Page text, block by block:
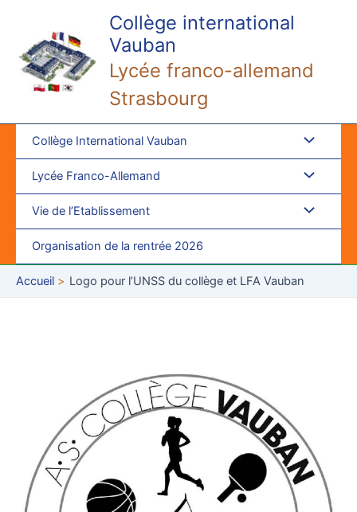
contenu
Collège international
Vauban
Lycée franco-allemand
Strasbourg
Collège International Vauban
Lycée Franco-Allemand
Vie de l’Etablissement
Organisation de la rentrée 2026
Accueil Logo pour l’UNSS du collège et LFA Vauban